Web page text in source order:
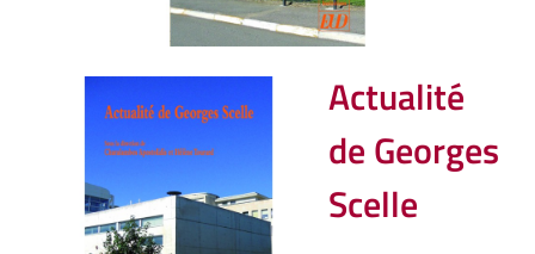
Actualité
de Georges
Scelle